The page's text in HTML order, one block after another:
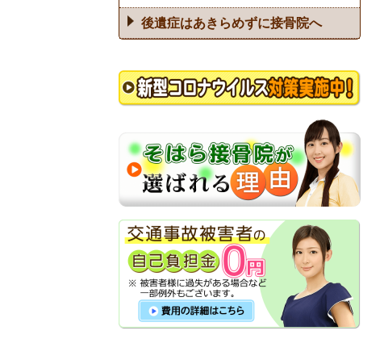
後遺症はあきらめずに接骨院へ